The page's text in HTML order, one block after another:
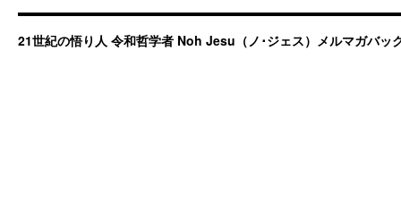
21世紀の悟り人 令和哲学者 Noh Jesu（ノ･ジェス）メルマガバッ